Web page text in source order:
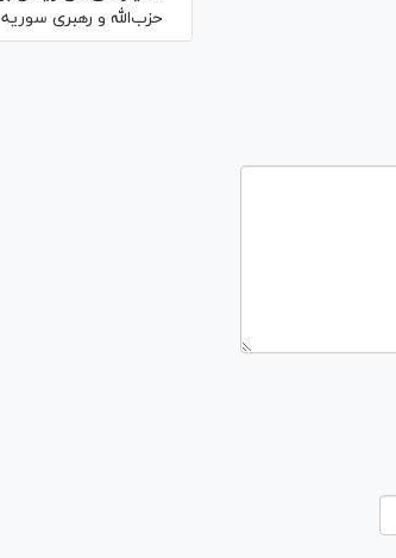
حزب‌الله و رهبری